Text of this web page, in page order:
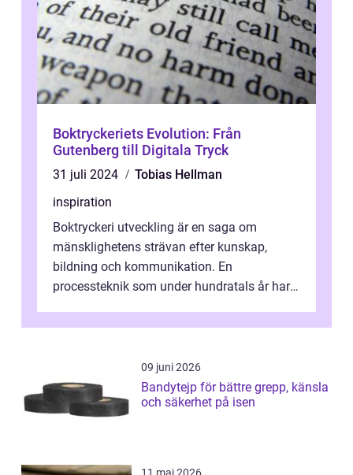
Boktryckeriets Evolution: Från
Gutenberg till Digitala Tryck
31 juli 2024
Tobias Hellman
inspiration
Boktryckeri utveckling är en saga om
mänsklighetens strävan efter kunskap,
bildning och kommunikation. En
processteknik som under hundratals år har
09 juni 2026
Bandytejp för bättre grepp, känsla
och säkerhet på isen